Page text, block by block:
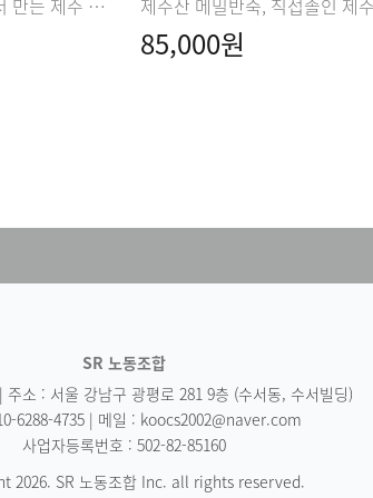
85,000원
SR 노동조합
주소 : 서울 강남구 광평로 281 9층 (수서동, 수서빌딩)
6288-4735 | 메일 : koocs2002@naver.com
사업자등록번호 : 502-82-85160
2026. SR 노동조합 Inc. all rights reserved.